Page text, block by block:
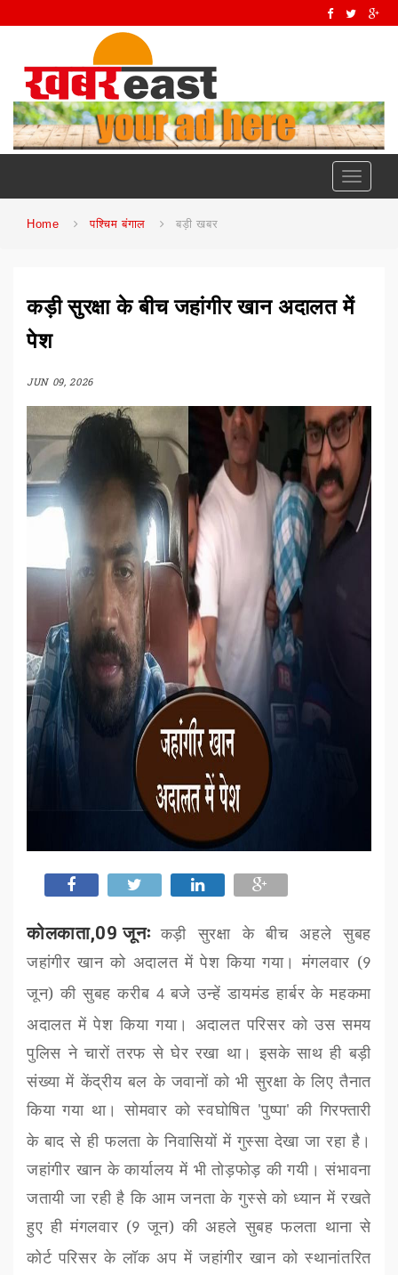
Toggle
Home पश्चिम बंगाल बड़ी खबर
कड़ी सुरक्षा के बीच जहांगीर खान अदालत में
पेश
JUN 09, 2026
कोलकाता,09 जूनः कड़ी सुरक्षा के बीच अहले सुबह
जहांगीर खान को अदालत में पेश किया गया। मंगलवार (9
जून) की सुबह करीब 4बजे उन्हें डायमंड हार्बर के महकमा
अदालत में पेश किया गया। अदालत परिसर को उस समय
पुलिस ने चारों तरफ से घेर रखा था। इसके साथ ही बड़ी
संख्या में केंद्रीय बल के जवानों को भी सुरक्षा के लिए तैनात
किया गया था। सोमवार को स्वघोषित 'पुष्पा'की गिरफ्तारी
के बाद से ही फलता के निवासियों में गुस्सा देखा जा रहा है।
जहांगीर खान के कार्यालय में भी तोड़फोड़ की गयी। संभावना
जतायी जा रही है कि आम जनता के गुस्से को ध्यान में रखते
हुए ही मंगलवार (9जून) की अहले सुबह फलता थाना से
कोर्ट परिसर के लॉक अप में जहांगीर खान को स्थानांतरित